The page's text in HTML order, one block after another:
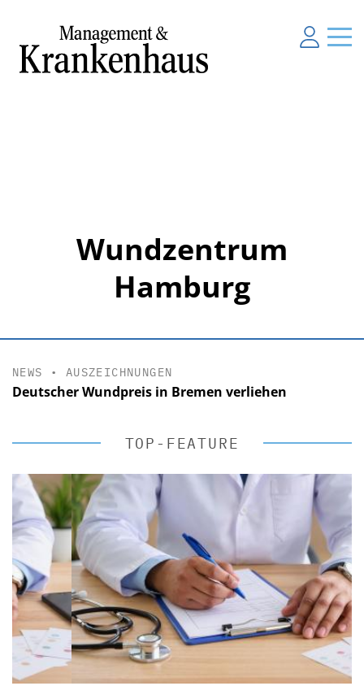
Wundzentrum
Hamburg
NEWS • AUSZEICHNUNGEN
Deutscher Wundpreis in Bremen verliehen
TOP-FEATURE